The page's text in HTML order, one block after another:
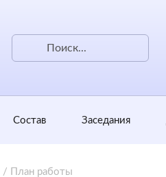
Состав Заседания
/ План работы